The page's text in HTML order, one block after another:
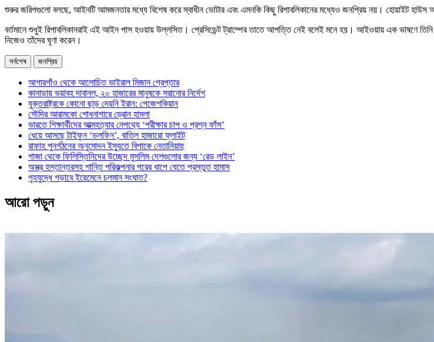
শুরুর জরিপগুলো বলছে, আইনটি আমজনতার মধ্যে বিশেষ করে স্বাধীন ভোটার এবং এমনকি কিছু রিপাবলিকানের মধ্যেও জনপ্রিয় নয়। হোয়াইট হাউস
বর্তমানে শুধুই রিপাবলিকানরাই এই আইন পাস হওয়ায় উল্লসিত। প্রেসিডেন্ট ট্রাম্পের তাতে আপত্তি নেই বলেই মনে হয়। আইওয়ায় এক ভাষণে
নিজেও তাঁদের ঘৃণা করেন।
সর্বশেষ জনপ্রিয়
আগারগাঁও থেকে আলোচিত ভাইরাল মিজান গ্রেপ্তার
কানাডায় ভয়াবহ দাবানল, ২০ হাজারের মানুষকে সরানোর নির্দেশ
যুক্তরাষ্ট্রকে কোনো ছাড় দেয়নি ইরান: পেজেশকিয়ান
সৌদির আরামকো শোধনাগারে ড্রোন হামলা
ভারতে শিক্ষার্থীদের আত্মহত্যার নেপথ্যে ‘পরীক্ষার চাপ ও প্রশ্ন ফাঁস’
ধেয়ে আসছে টাইফুন ‘ডলফিন’, বাতিল হাজারো ফ্লাইট
রাফাহ পুনর্গঠনের অনুমোদন ইস্যুতে বিপাকে নেতানিয়াহু
গাজা থেকে ফিলিস্তিনিদের উচ্ছেদ মুসলিম দেশগুলোর জন্য ‘রেড লাইন’
অস্ত্র হস্তান্তরসহ শান্তি পরিকল্পনার পরের ধাপে যেতে প্রস্তুত হামাস
গৃহযুদ্ধে গড়াবে ইয়েমেনে চলমান সংঘাত?
আরো পড়ুন